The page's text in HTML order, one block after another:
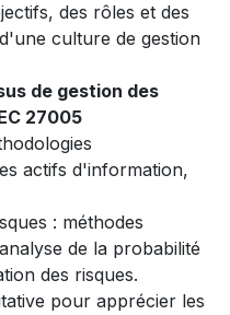
des rôles et des
culture de gestion
de gestion des
27005
actifs d'information,
: méthodes
de la probabilité
des risques.
pour apprécier les